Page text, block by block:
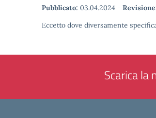
Pubblicato: 03.04.2024 -
Eccetto dove diversamente
Scarica la